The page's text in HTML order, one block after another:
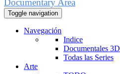
Documentary Area
Toggle navigation
Navegación
Indice
Documentales 3D
Todas las Series
Arte